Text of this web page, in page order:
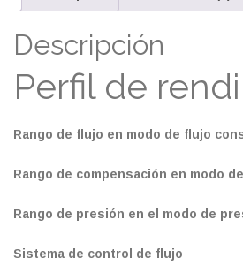
Descripción
Perfil de
Rango de flujo en modo de flujo
Rango de compensación en modo
Rango de presión en el modo de
Sistema de control de flujo